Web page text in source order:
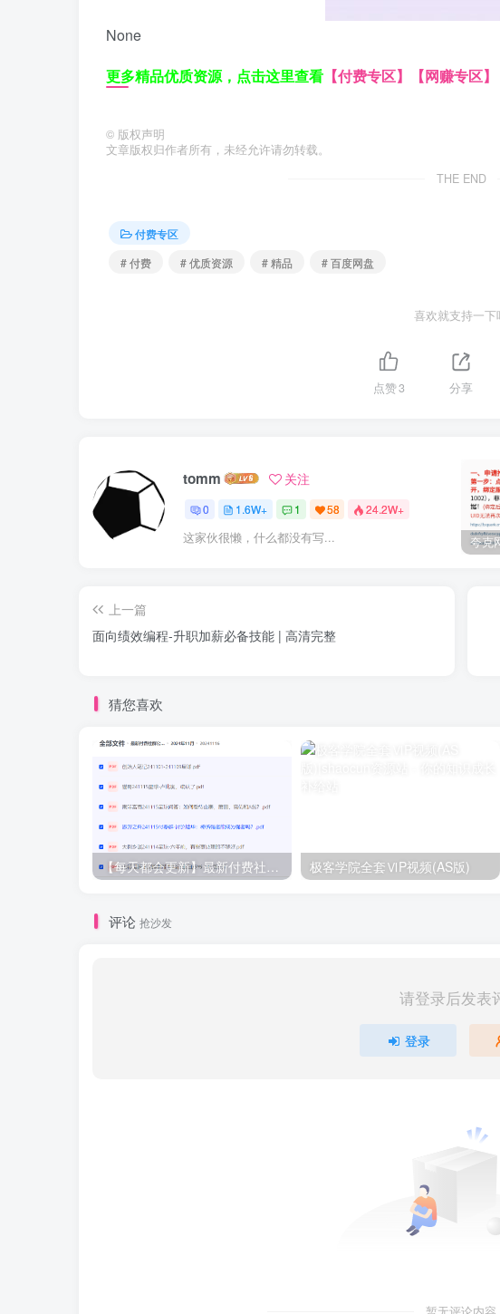
None
更多精品优质资源，点击这里查看 【付费专区】 【网赚专区】
© 版权声明
文章版权归作者所有，未经允许请勿转载。
THE END
付费专区
# 付费
# 优质资源 # 精品 # 百度网盘
喜欢就支持一下
点赞3 分享
tomm 关注
0 1.6W+ 1 58 24.2W+
这家伙很懒，什么都没有写... 夸克
上一篇
面向绩效编程-升职加薪必备技能 | 高清完整
猜您喜欢
【每天都会更新】最新付费社群公众号文章 极客学院全套ⅥP视频(AS版)
评论 抢沙发
请登录后发表
登录